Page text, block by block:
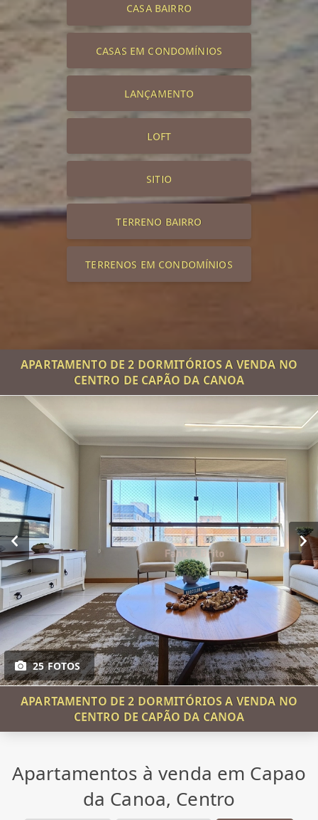
CASA BAIRRO
CASAS EM CONDOMÍNIOS
LANÇAMENTO
LOFT
SITIO
TERRENO BAIRRO
TERRENOS EM CONDOMÍNIOS
APARTAMENTO DE 2 DORMITÓRIOS A VENDA NO
CENTRO DE CAPÃO DA CANOA
25 FOTOS
APARTAMENTO DE 2 DORMITÓRIOS A VENDA NO
CENTRO DE CAPÃO DA CANOA
Apartamentos à venda em Capao
da Canoa, Centro